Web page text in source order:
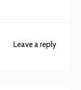
Leave a reply